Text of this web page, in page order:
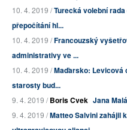
10. 4. 2019 /Turecká volební
přepočítání hl...
10. 4. 2019 /Francouzský
administrativy ve ...
10. 4. 2019 /Maďarsko: Levicová
starosty bud...
9. 4. 2019 /Boris Cvek Jana
9. 4. 2019 /Matteo Salvini zahájil